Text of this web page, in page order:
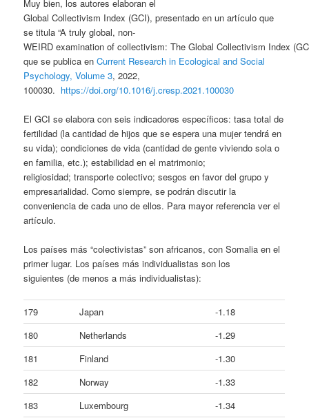
Muy bien, los autores elaboran el
Global Collectivism Index (GCI), presentado en un artículo que
se titula “A truly global, non-
WEIRD examination of collectivism: The Global Collectivism Index
que se publica enCurrent Research in Ecological and Social
Psychology, Volume 3, 2022,
100030. https://doi.org/10.1016/j.cresp.2021.100030
El GCI se elabora con seis indicadores específicos: tasa total de
fertilidad (la cantidad de hijos que se espera una mujer tendrá en
su vida); condiciones de vida (cantidad de gente viviendo sola o
en familia, etc.); estabilidad en el matrimonio;
religiosidad; transporte colectivo; sesgos en favor del grupo y
empresarialidad. Como siempre, se podrán discutir la
conveniencia de cada uno de ellos. Para mayor referencia ver el
artículo.
Los países más “colectivistas” son africanos, con Somalia en el
primer lugar. Los países más individualistas son los
siguientes (de menos a más individualistas):
179 Japan
-1.18
180
Netherlands
-1.29
181
Finland
-1.30
182
Norway
-1.33
183
Luxembourg
-1.34